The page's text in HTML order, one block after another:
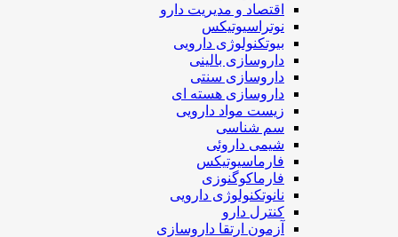
اقتصاد و مديريت دارو
نوتراسیوتیکس
بيوتكنولوژی دارویی
داروسازی بالينی
داروسازی سنتی
داروسازی هسته ای
زیست مواد دارویی
سم شناسی
شيمی داروئی
فارماسيوتيكس
فارماكوگنوزی
نانوتکنولوژی دارویی
كنترل دارو
آزمون ارتقا داروسازی